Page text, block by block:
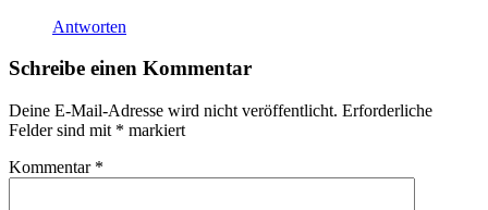
Antworten
Schreibe einen Kommentar
Deine E-Mail-Adresse wird nicht veröffentlicht. Erforderliche
Felder sind mit * markiert
Kommentar *